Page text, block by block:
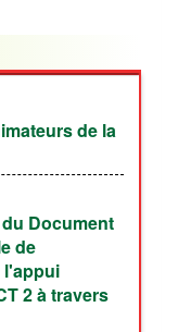
de la
Document
de
l'appui
2 à travers